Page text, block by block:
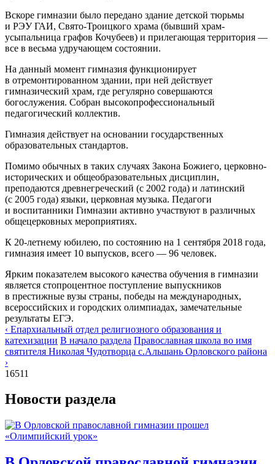
Вскоре гимназии было передано здание детской тюрьмы
и РЭУ ГАИ, Свято-Троицкого храма (бывший храм-
усыпальница графов Кочубеев) и прилегающая территория —
все в весьма удручающем состоянии.
На данный момент гимназия функционирует
в отремонтированном здании, при ней действует
гимназический храм, где регулярно совершаются
богослужения. Собран высокопрофессиональный
педагогический коллектив.
Гимназия действует на основании государственных
образовательных стандартов.
Помимо обычных в таких случаях Закона Божиего, церковно-
исторических и общеобразовательных дисциплин,
преподаются древнегреческий (с 2002 года) и латинский
(с 2005 года) языки, церковная музыка. Педагоги
и воспитанники Гимназии активно участвуют в различных
общецерковных мероприятиях.
К 20-летнему юбилею, по состоянию на 1 сентября 2018 года,
гимназия имеет 10 выпусков, всего — 96 человек.
Ярким показателем высокого качества обучения в гимназии
является стопроцентное поступление выпускников
в престижные вузы страны, победы на международных,
всероссийских и городских олимпиадах, замечательные
результаты ЕГЭ.
‹ Епархиальный отдел религиозного образования и
катехизации В начало раздела Православная школа во имя
святителя Николая Чудотворца с.Альшань Орловского района
›
16511
Новости раздела